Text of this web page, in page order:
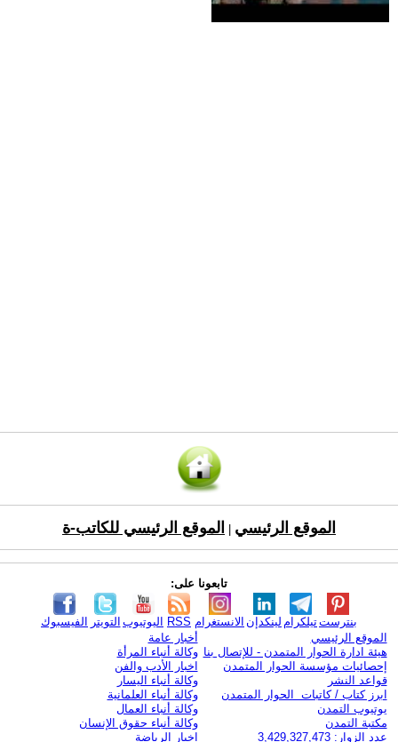
الموقع الرئيسي الموقع الرئيسي للكاتب-ة
تابعونا على:
الفيسبوك التويتر اليوتيوب RSS الانستغرام لينكدإن تيلكرامبنترست
الموقع الرئيسي
هيئة ادارة الحوار المتمدن - للإتصال بنا
إحصائيات مؤسسة الحوار المتمدن
قواعد النشر
ابرز كتاب / كاتبات الحوار المتمدن
يوتيوب التمدن
مكتبة التمدن
عدد الزوار: 3,429,327,473
أخبار عامة
وكالة أنباء المرأة
اخبار الأدب والفن
وكالة أنباء اليسار
وكالة أنباء العلمانية
وكالة أنباء العمال
وكالة أنباء حقوق الإنسان
اخبار الرياضة